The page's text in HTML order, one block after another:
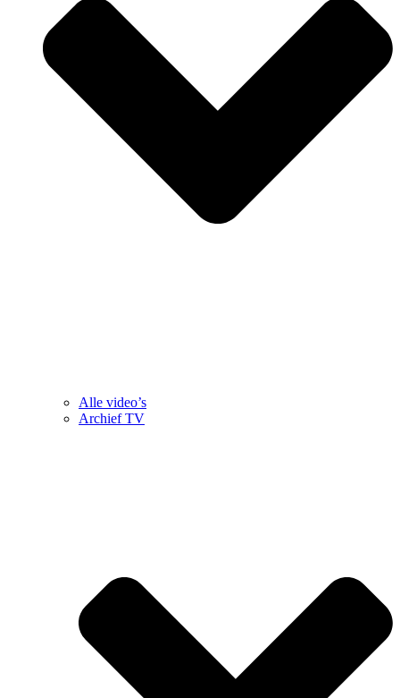
Alle video’s
Archief TV